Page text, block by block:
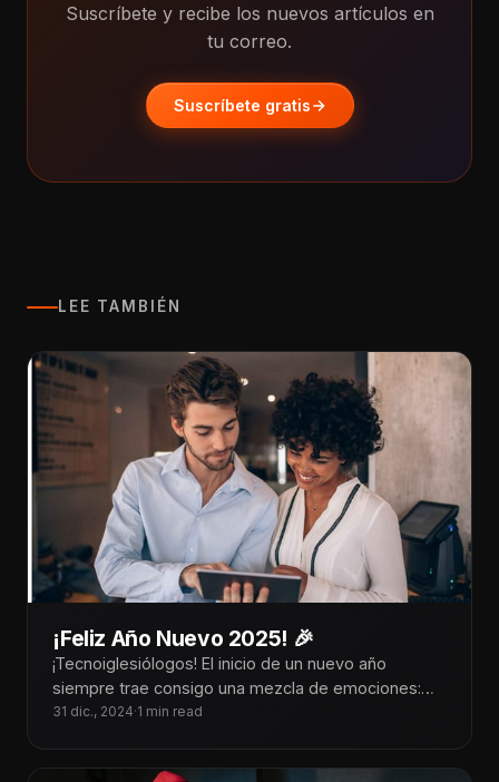
Suscríbete y recibe los nuevos artículos en
tu correo.
Suscríbete gratis
LEE TAMBIÉN
¡Feliz Año Nuevo 2025! 🎉
¡Tecnoiglesiólogos! El inicio de un nuevo año
siempre trae consigo una mezcla de emociones:
gratitud por las bendiciones del año
31 dic., 2024·1 min read